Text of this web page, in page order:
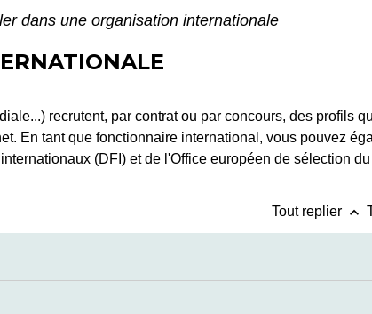
dans une organisation internationale
recrutent, par contrat ou par concours, des profils
En tant que fonctionnaire international, vous pouvez
(DFI) et de l'Office européen de sélection du
Tout replier keyboard_arrow_up